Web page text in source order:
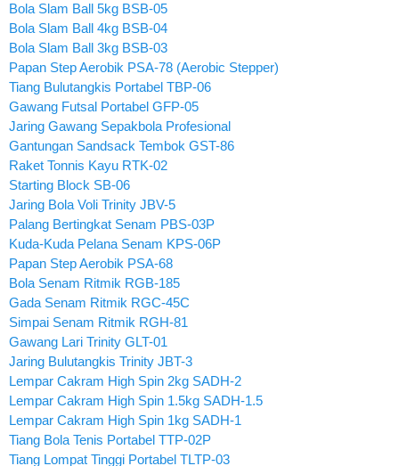
Bola Slam Ball 5kg BSB-05
Bola Slam Ball 4kg BSB-04
Bola Slam Ball 3kg BSB-03
Papan Step Aerobik PSA-78 (Aerobic Stepper)
Tiang Bulutangkis Portabel TBP-06
Gawang Futsal Portabel GFP-05
Jaring Gawang Sepakbola Profesional
Gantungan Sandsack Tembok GST-86
Raket Tonnis Kayu RTK-02
Starting Block SB-06
Jaring Bola Voli Trinity JBV-5
Palang Bertingkat Senam PBS-03P
Kuda-Kuda Pelana Senam KPS-06P
Papan Step Aerobik PSA-68
Bola Senam Ritmik RGB-185
Gada Senam Ritmik RGC-45C
Simpai Senam Ritmik RGH-81
Gawang Lari Trinity GLT-01
Jaring Bulutangkis Trinity JBT-3
Lempar Cakram High Spin 2kg SADH-2
Lempar Cakram High Spin 1.5kg SADH-1.5
Lempar Cakram High Spin 1kg SADH-1
Tiang Bola Tenis Portabel TTP-02P
Tiang Lompat Tinggi Portabel TLTP-03